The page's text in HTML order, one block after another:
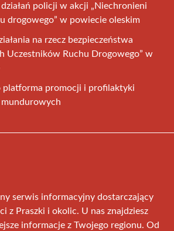
policji w akcji „Niechronieni
drogowego” w powiecie oleskim
na rzecz bezpieczeństwa
Uczestników Ruchu Drogowego” w
platforma promocji i profilaktyki
mundurowych
serwis informacyjny dostarczający
z Praszki i okolic. U nas znajdziesz
informacje z Twojego regionu. Od